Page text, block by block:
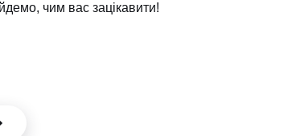
чим вас зацікавити!